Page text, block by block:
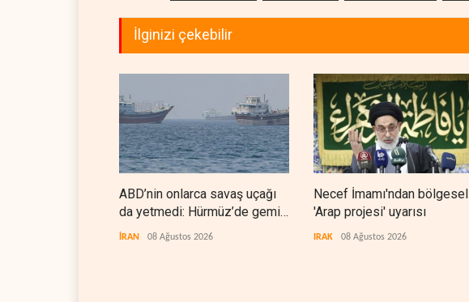
İlginizi çekebilir
ABD’nin onlarca savaş uçağı
da yetmedi: Hürmüz’de gemi
vuruldu
İRAN 08 Ağustos 2026
Necef İmamı'ndan bölgesel
'Arap projesi' uyarısı
IRAK 08 Ağustos 2026